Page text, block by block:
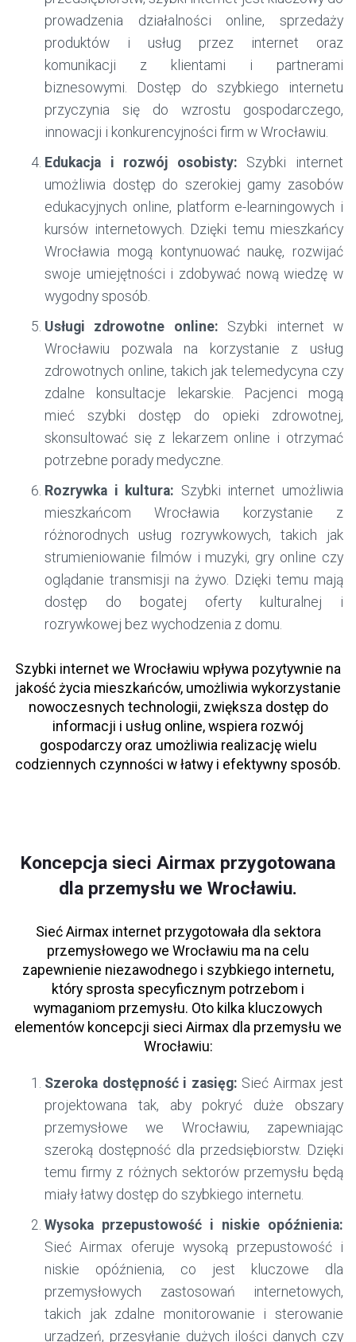
prowadzenia działalności online, sprzedaży
produktów i usług przez internet oraz
komunikacji z klientami i partnerami
biznesowymi. Dostęp do szybkiego internetu
przyczynia się do wzrostu gospodarczego,
innowacji i konkurencyjności firm w Wrocławiu.
Edukacja i rozwój osobisty: Szybki internet
umożliwia dostęp do szerokiej gamy zasobów
edukacyjnych online, platform e-learningowych i
kursów internetowych. Dzięki temu mieszkańcy
Wrocławia mogą kontynuować naukę, rozwijać
swoje umiejętności i zdobywać nową wiedzę w
wygodny sposób.
Usługi zdrowotne online: Szybki internet w
Wrocławiu pozwala na korzystanie z usług
zdrowotnych online, takich jak telemedycyna czy
zdalne konsultacje lekarskie. Pacjenci mogą
mieć szybki dostęp do opieki zdrowotnej,
skonsultować się z lekarzem online i otrzymać
potrzebne porady medyczne.
Rozrywka i kultura: Szybki internet umożliwia
mieszkańcom Wrocławia korzystanie z
różnorodnych usług rozrywkowych, takich jak
strumieniowanie filmów i muzyki, gry online czy
oglądanie transmisji na żywo. Dzięki temu mają
dostęp do bogatej oferty kulturalnej i
rozrywkowej bez wychodzenia z domu.
Szybki internet we Wrocławiu wpływa pozytywnie na
jakość życia mieszkańców, umożliwia wykorzystanie
nowoczesnych technologii, zwiększa dostęp do
informacji i usług online, wspiera rozwój
gospodarczy oraz umożliwia realizację wielu
codziennych czynności w łatwy i efektywny sposób.
Koncepcja sieci Airmax przygotowana
dla przemysłu we Wrocławiu.
Sieć Airmax internet przygotowała dla sektora
przemysłowego we Wrocławiu ma na celu
zapewnienie niezawodnego i szybkiego internetu,
który sprosta specyficznym potrzebom i
wymaganiom przemysłu. Oto kilka kluczowych
elementów koncepcji sieci Airmax dla przemysłu we
Wrocławiu:
Szeroka dostępność i zasięg: Sieć Airmax jest
projektowana tak, aby pokryć duże obszary
przemysłowe we Wrocławiu, zapewniając
szeroką dostępność dla przedsiębiorstw. Dzięki
temu firmy z różnych sektorów przemysłu będą
miały łatwy dostęp do szybkiego internetu.
Wysoka przepustowość i niskie opóźnienia:
Sieć Airmax oferuje wysoką przepustowość i
niskie opóźnienia, co jest kluczowe dla
przemysłowych zastosowań internetowych,
takich jak zdalne monitorowanie i sterowanie
urządzeń, przesyłanie dużych ilości danych czy